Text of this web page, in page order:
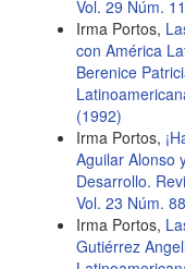
Vol. 29 Núm.
Irma Portos,
con América
Berenice
(1992)
Irma Portos,
Aguilar Alonso
Desarrollo.
Vol. 23 Núm.
Irma Portos,
Gutiérrez